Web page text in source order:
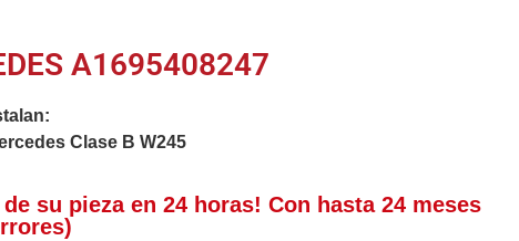
A1695408247
Clase B W245
su pieza en 24 horas! Con hasta 24 meses